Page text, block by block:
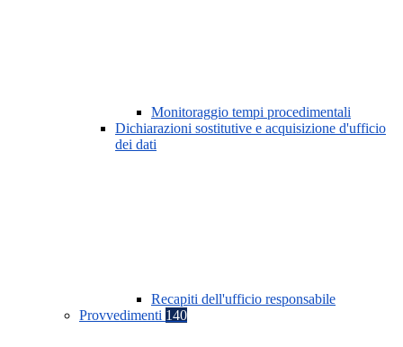
Monitoraggio tempi procedimentali
Dichiarazioni sostitutive e acquisizione d'ufficio
dei dati
Recapiti dell'ufficio responsabile
Provvedimenti 140